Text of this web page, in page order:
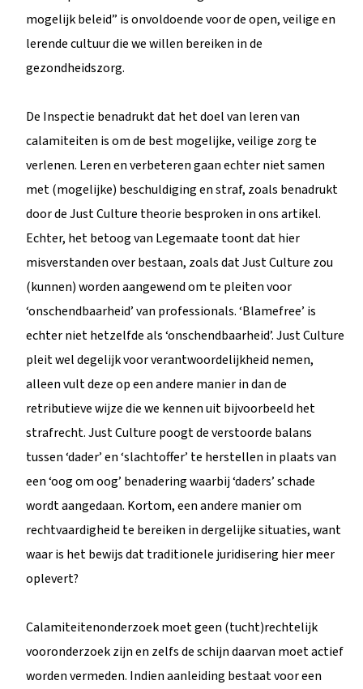
mogelijk beleid” is onvoldoende voor de open, veilige en
lerende cultuur die we willen bereiken in de
gezondheidszorg.
De Inspectie benadrukt dat het doel van leren van
calamiteiten is om de best mogelijke, veilige zorg te
verlenen. Leren en verbeteren gaan echter niet samen
met (mogelijke) beschuldiging en straf, zoals benadrukt
door de Just Culture theorie besproken in ons artikel.
Echter, het betoog van Legemaate toont dat hier
misverstanden over bestaan, zoals dat Just Culture zou
(kunnen) worden aangewend om te pleiten voor
‘onschendbaarheid’ van professionals. ‘Blamefree’ is
echter niet hetzelfde als ‘onschendbaarheid’. Just Culture
pleit wel degelijk voor verantwoordelijkheid nemen,
alleen vult deze op een andere manier in dan de
retributieve wijze die we kennen uit bijvoorbeeld het
strafrecht. Just Culture poogt de verstoorde balans
tussen ‘dader’ en ‘slachtoffer’ te herstellen in plaats van
een ‘oog om oog’ benadering waarbij ‘daders’ schade
wordt aangedaan. Kortom, een andere manier om
rechtvaardigheid te bereiken in dergelijke situaties, want
waar is het bewijs dat traditionele juridisering hier meer
oplevert?
Calamiteitenonderzoek moet geen (tucht)rechtelijk
vooronderzoek zijn en zelfs de schijn daarvan moet actief
worden vermeden. Indien aanleiding bestaat voor een